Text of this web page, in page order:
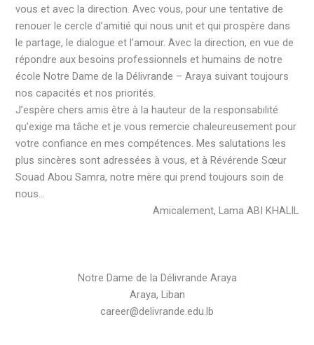
vous et avec la direction. Avec vous, pour une tentative de
renouer le cercle d’amitié qui nous unit et qui prospère dans
le partage, le dialogue et l’amour. Avec la direction, en vue de
répondre aux besoins professionnels et humains de notre
école Notre Dame de la Délivrande – Araya suivant toujours
nos capacités et nos priorités.
J’espère chers amis être à la hauteur de la responsabilité
qu’exige ma tâche et je vous remercie chaleureusement pour
votre confiance en mes compétences. Mes salutations les
plus sincères sont adressées à vous, et à Révérende Sœur
Souad Abou Samra, notre mère qui prend toujours soin de
nous…
Amicalement, Lama ABI KHALIL
Notre Dame de la Délivrande Araya
Araya, Liban
career@delivrande.edu.lb